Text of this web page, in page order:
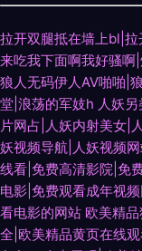
拉开双腿抵在墙上bl|拉
来吃我下面啊我好骚啊
狼人无码伊人AV啪啪|
堂|浪荡的军妓h 人妖
片网占|人妖内射美女|
妖视频导航|人妖视频
线看|免费高清影院|免
电影|免费观看成年视
看电影的网站 欧美精
全|欧美精品黄页在线